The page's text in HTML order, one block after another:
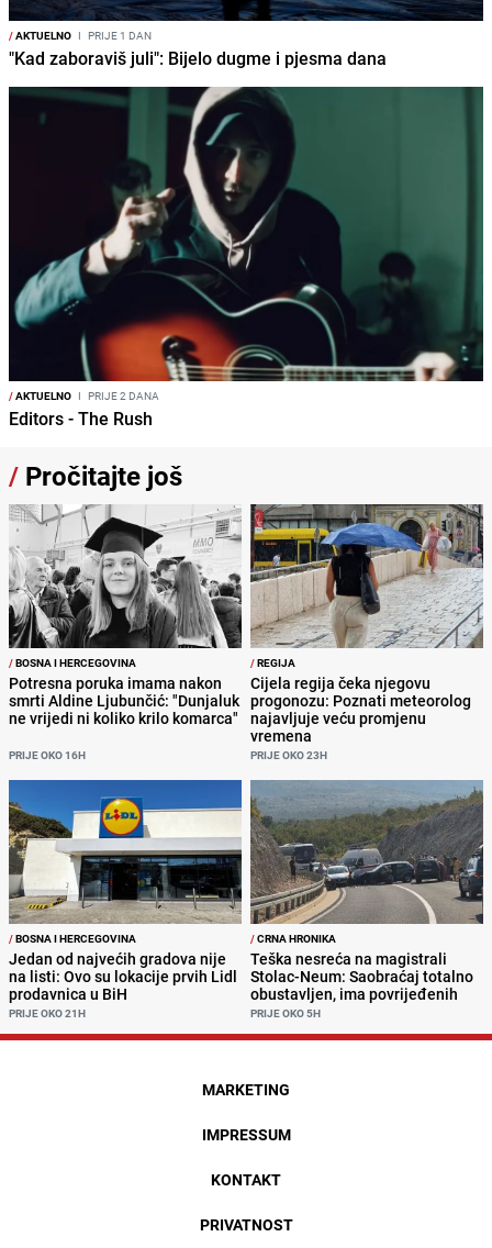
/AKTUELNO I PRIJE 1 DAN
"Kad zaboraviš juli": Bijelo dugme i pjesma dana
/AKTUELNO I PRIJE 2 DANA
Editors - The Rush
/ Pročitajte još
/BOSNA I HERCEGOVINA
Potresna poruka imama nakon
smrti Aldine Ljubunčić: "Dunjaluk
ne vrijedi ni koliko krilo komarca"
PRIJE OKO 16H
/REGIJA
Cijela regija čeka njegovu
progonozu: Poznati meteorolog
najavljuje veću promjenu
vremena
PRIJE OKO 23H
/BOSNA I HERCEGOVINA
Jedan od najvećih gradova nije
na listi: Ovo su lokacije prvih Lidl
prodavnica u BiH
PRIJE OKO 21H
/CRNA HRONIKA
Teška nesreća na magistrali
Stolac-Neum: Saobraćaj totalno
obustavljen, ima povrijeđenih
PRIJE OKO 5H
MARKETING
IMPRESSUM
KONTAKT
PRIVATNOST